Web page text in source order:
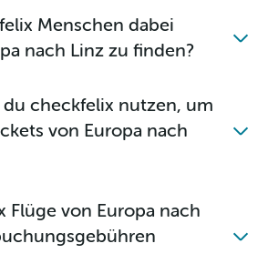
nach Wien
nach Wien
Wien
nach Wien
Wien
nach Wien
nach Wien
Menschen dabei
nach Linz zu finden?
checkfelix nutzen, um
von Europa nach
Flüge von Europa nach